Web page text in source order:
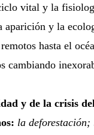
vital y la
y la
hasta el
cambiando
y de la crisis
la